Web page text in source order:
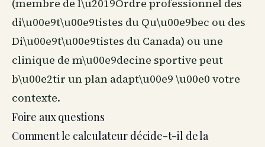
(membre de l\u2019Ordre professionnel des
di\u00e9t\u00e9tistes du Qu\u00e9bec ou des
Di\u00e9t\u00e9tistes du Canada) ou une
clinique de m\u00e9decine sportive peut
b\u00e2tir un plan adapt\u00e9 \u00e0 votre
contexte.
Foire aux questions
Comment le calculateur décide-t-il de la